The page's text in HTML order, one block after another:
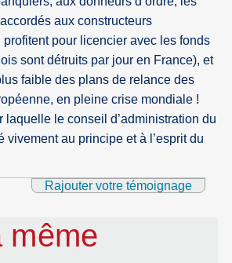
aux constructeurs
pour licencier avec les fonds
sont détruits par jour en France), et
faible des plans de relance des
en pleine crise mondiale !
laquelle le conseil d’administration du
vivement au principe et à l’esprit du
Rajouter votre témoignage
même